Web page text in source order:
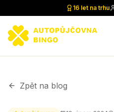
16 let na trhu
Zpět na blog